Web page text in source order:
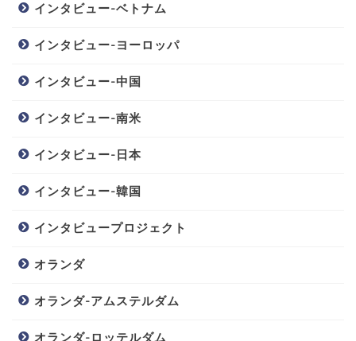
インタビュー-ベトナム
インタビュー-ヨーロッパ
インタビュー-中国
インタビュー-南米
インタビュー-日本
インタビュー-韓国
インタビュープロジェクト
オランダ
オランダ-アムステルダム
オランダ-ロッテルダム